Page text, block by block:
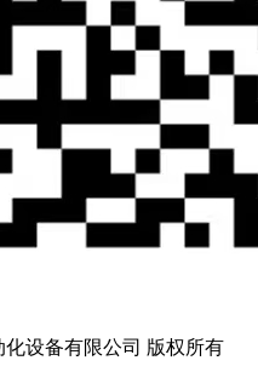
化设备有限公司 版权所有